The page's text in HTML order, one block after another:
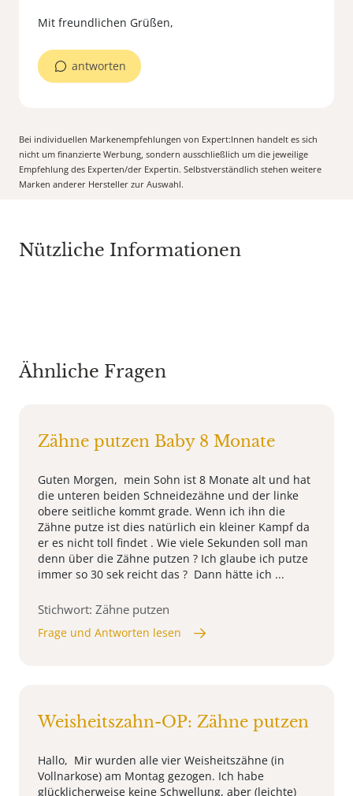
Mit freundlichen Grüßen,
antworten
Bei individuellen Markenempfehlungen von Expert:Innen handelt es sich
nicht um finanzierte Werbung, sondern ausschließlich um die jeweilige
Empfehlung des Experten/der Expertin. Selbstverständlich stehen weitere
Marken anderer Hersteller zur Auswahl.
Nützliche Informationen
Ähnliche Fragen
Zähne putzen Baby 8 Monate
Guten Morgen, mein Sohn ist 8 Monate alt und hat
die unteren beiden Schneidezähne und der linke
obere seitliche kommt grade. Wenn ich ihn die
Zähne putze ist dies natürlich ein kleiner Kampf da
er es nicht toll findet . Wie viele Sekunden soll man
denn über die Zähne putzen ? Ich glaube ich putze
immer so 30 sek reicht das ? Dann hätte ich ...
Stichwort: Zähne putzen
Frage und Antworten lesen
Weisheitszahn-OP: Zähne putzen
Hallo, Mir wurden alle vier Weisheitszähne (in
Vollnarkose) am Montag gezogen. Ich habe
glücklicherweise keine Schwellung, aber (leichte)